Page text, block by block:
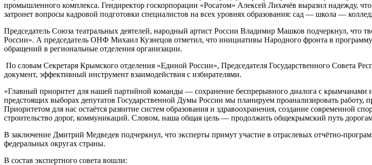
промышленного комплекса. Гендиректор госкорпорации «Росатом» Алексей Лихачёв выразил надежду,
затронет вопросы кадровой подготовки специалистов на всех уровнях образования: сад — школа —
Председатель Союза театральных деятелей, народный артист России Владимир Машков подчеркнул,
России». А председатель ОНФ Михаил Кузнецов отметил, что инициативы Народного фронта в
обращений в региональные отделения организации.
По словам Секретаря Крымского отделения «Единой России», Председателя Государственного Совета
документ, эффективный инструмент взаимодействия с избирателями.
«Главный приоритет для нашей партийной команды — сохранение беспрерывного диалога с
предстоящих выборах депутатов Государственной Думы России мы планируем проанализировать работу,
Приоритетом для нас остаётся развитие систем образования и здравоохранения, создание современной
строительство дорог, коммуникаций. Словом, наша общая цель — продолжить общекрымский путь
В заключение Дмитрий Медведев подчеркнул, что эксперты примут участие в отраслевых отчётно-
федеральных округах страны.
В состав экспертного совета вошли: